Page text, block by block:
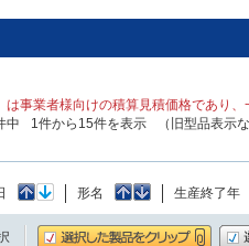
事業者様向けの積算見積価格であり、
中 1件から 15件を表示 （旧型品表示な
形名 生産終了年